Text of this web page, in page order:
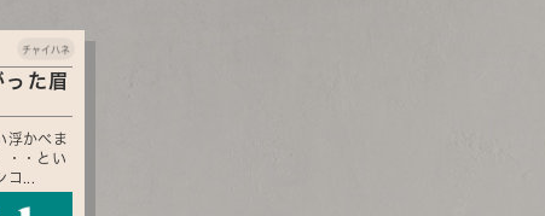
た眉
浮かべま
・・とい
...
チャイハネ